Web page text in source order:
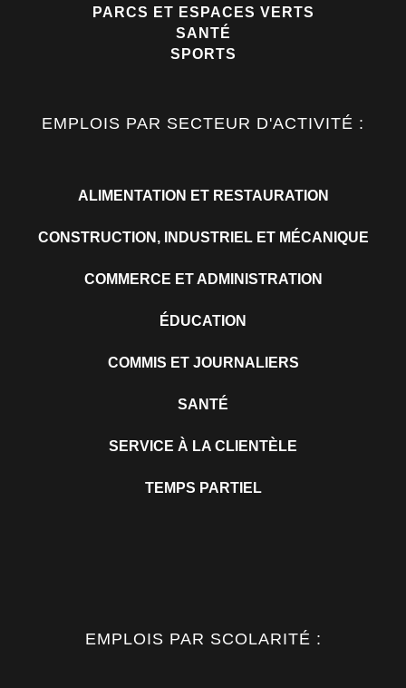
PARCS ET ESPACES VERTS
SANTÉ
SPORTS
EMPLOIS PAR SECTEUR D'ACTIVITÉ :
ALIMENTATION ET RESTAURATION
CONSTRUCTION, INDUSTRIEL ET MÉCANIQUE
COMMERCE ET ADMINISTRATION
ÉDUCATION
COMMIS ET JOURNALIERS
SANTÉ
SERVICE À LA CLIENTÈLE
TEMPS PARTIEL
EMPLOIS PAR SCOLARITÉ :